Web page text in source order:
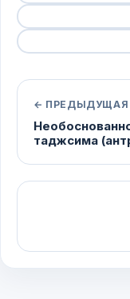
← ПРЕДЫДУЩАЯ
таджсима